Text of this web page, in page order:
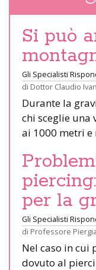
Si può
Gli Specialisti
di Dottor Claudio
Durante la
chi sceglie una
ai 1000 metri e
per la
Gli Specialisti
di Professore
Nel caso in cui
dovuto al